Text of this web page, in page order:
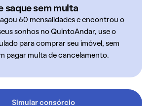
saque sem multa
60 mensalidades e encontrou o
sonhos no QuintoAndar, use o
para comprar seu imóvel, sem
pagar multa de cancelamento.
Simular consórcio